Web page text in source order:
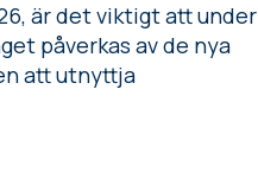
är det viktigt att under
påverkas av de nya
att utnyttja